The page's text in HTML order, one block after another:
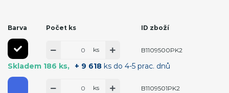
Barva Počet ks ID zboží
Skladem 186 ks + 9 618 ks do 4-5 prac. dnů
ks B1109500PK2
ks B1109501PK2